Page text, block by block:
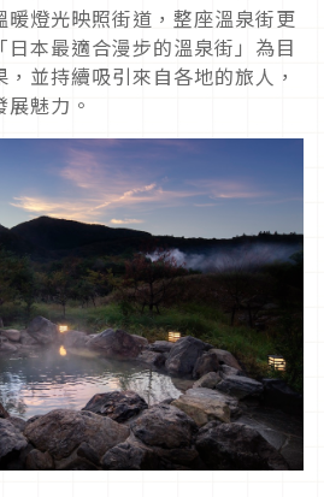
暖燈光映照街道，整座溫泉街更
本最適合漫步的溫泉街」為目
並持續吸引來自各地的旅人，
魅力。